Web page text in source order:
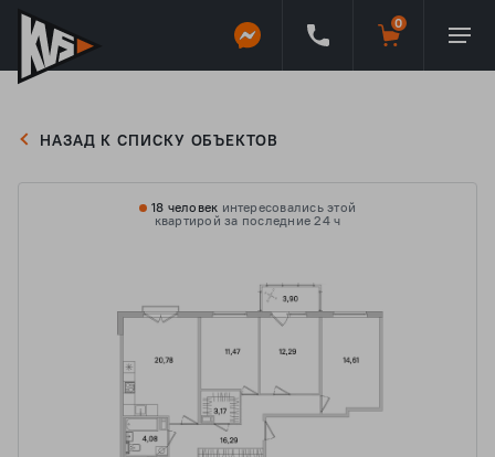
НАЗАД К СПИСКУ ОБЪЕКТОВ
18 человек интересовались этой
квартирой за последние 24 ч